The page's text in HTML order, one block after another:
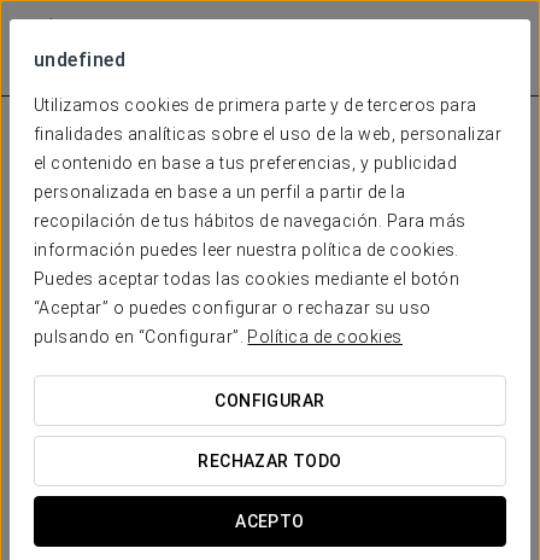
undefined
Utilizamos cookies de primera parte y de terceros para
finalidades analíticas sobre el uso de la web, personalizar
el contenido en base a tus preferencias, y publicidad
personalizada en base a un perfil a partir de la
recopilación de tus hábitos de navegación. Para más
información puedes leer nuestra política de cookies.
Puedes aceptar todas las cookies mediante el botón
“Aceptar” o puedes configurar o rechazar su uso
pulsando en “Configurar”. Política de cookies
CONFIGURAR
RECHAZAR TODO
ACEPTO